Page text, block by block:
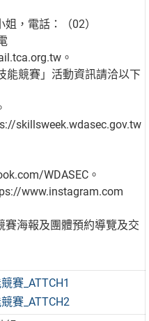
，電話：（02）
。
能競賽」活動資訊請洽以下
skillsweek.wdasec.gov.tw
WDASEC。
www.instagram.com
賽海報及團體預約導覽及交
賽_ATTCH1
賽_ATTCH2